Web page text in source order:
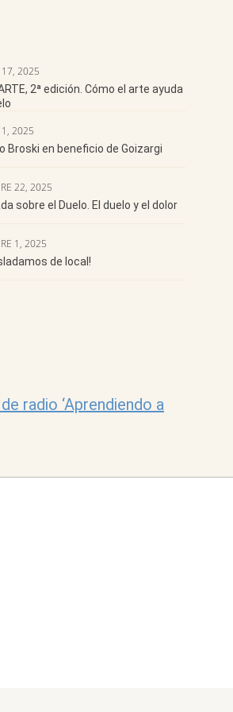
17, 2025
2ª edición. Cómo el arte ayuda
1, 2025
Broski en beneficio de Goizargi
22, 2025
sobre el Duelo. El duelo y el dolor
1, 2025
de local!
radio ‘Aprendiendo a